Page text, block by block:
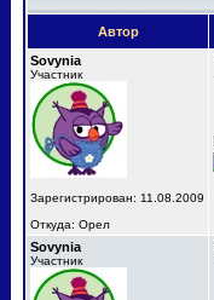
Автор
Sovynia
Участник
Зарегистрирован: 11.08.2009
Откуда: Орел
Sovynia
Участник